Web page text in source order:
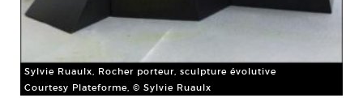
Sylvie Ruaulx, Rocher porteur, sculpture évolutive
Courtesy Plateforme, © Sylvie Ruaulx